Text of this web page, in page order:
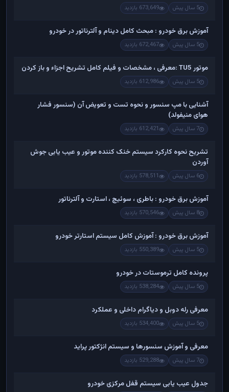
5 سال پیش 673,649 بازدید
آموزش برق خودرو : مبحث کامل دینام و آلترناتور در خودرو
5 سال پیش 672,467 بازدید
موتور TU5 :معرفی ، مشخصات و فیلم کامل تشریح اجزاء و باز کردن
5 سال پیش 612,986 بازدید
آشنایی با مپ سنسور و نحوه تست و تعویض آن (سنسور فشار
هوای منیفولد)
7 سال پیش 612,421 بازدید
تشریح نحوه کارکرد سیستم خنک کننده موتور و عیب یابی جوش
آوردن
6 سال پیش 578,511 بازدید
آموزش برق خودرو : باطری ، سوئیچ ، استارت و آلترناتور
8 سال پیش 570,546 بازدید
آموزش برق خودرو : آموزش کامل سیستم استارتر خودرو
5 سال پیش 550,389 بازدید
پرونده کامل ترموستات در خودرو
5 سال پیش 538,284 بازدید
معرفی رله دوبل و دیاگرام داخلی و عملکرد
5 سال پیش 534,400 بازدید
معرفی و آموزش سنسورها و سیستم انژکتور پراید
7 سال پیش 529,288 بازدید
جدول عیب یابی سیستم قفل مرکزی خودرو